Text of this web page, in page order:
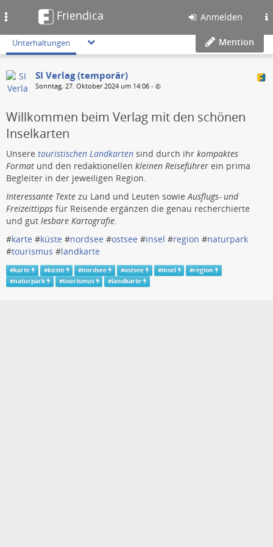
Friendica Anmelden
Unterhaltungen Mention
SI Verlag (temporär)
Sonntag, 27. Oktober 2024 um 14:06 •
Willkommen beim Verlag mit den schönen
Inselkarten
Unsere touristischen Landkarten sind durch ihr kompaktes
Format und den redaktionellen kleinen Reiseführer ein prima
Begleiter in der jeweiligen Region.
Interessante Texte zu Land und Leuten sowieAusflugs- und
Freizeittipps für Reisende ergänzen die genau recherchierte
und gut lesbare Kartografie.
#karte #küste #nordsee #ostsee #insel #region #naturpark
#tourismus #landkarte
#karte #küste #nordsee #ostsee #insel #region
#naturpark #tourismus #landkarte